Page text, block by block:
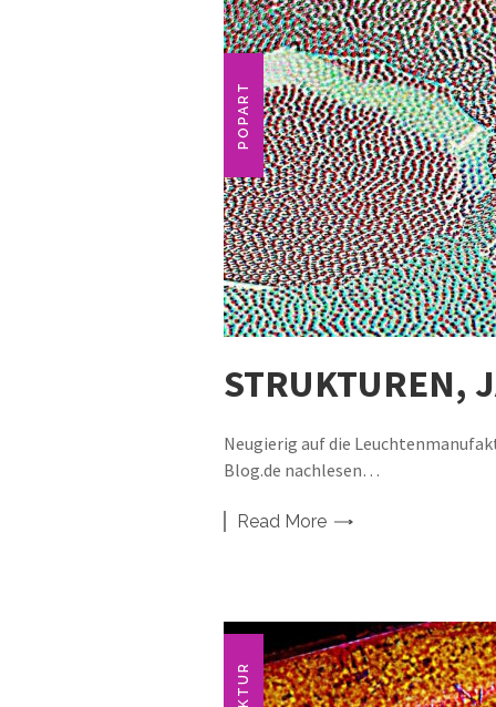
POPART
STRUKTUREN,
Neugierig auf die
Blog.de nachlesen…
Read More